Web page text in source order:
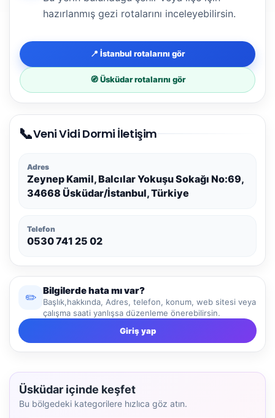
hazırlanmış gezi rotalarını inceleyebilirsin.
📍 İstanbul rotalarını gör
🧭 Üsküdar rotalarını gör
📞Veni Vidi Dormi İletişim
Adres
Zeynep Kamil, Balcılar Yokuşu Sokağı No:69,
34668 Üsküdar/İstanbul, Türkiye
Telefon
0530 741 25 02
✏️
Bilgilerde hata mı var?
Başlık,hakkında, Adres, telefon, konum, web sitesi veya
çalışma saati yanlışsa düzenleme önerebilirsin.
Giriş yap
Üsküdar içinde keşfet
Bu bölgedeki kategorilere hızlıca göz atın.